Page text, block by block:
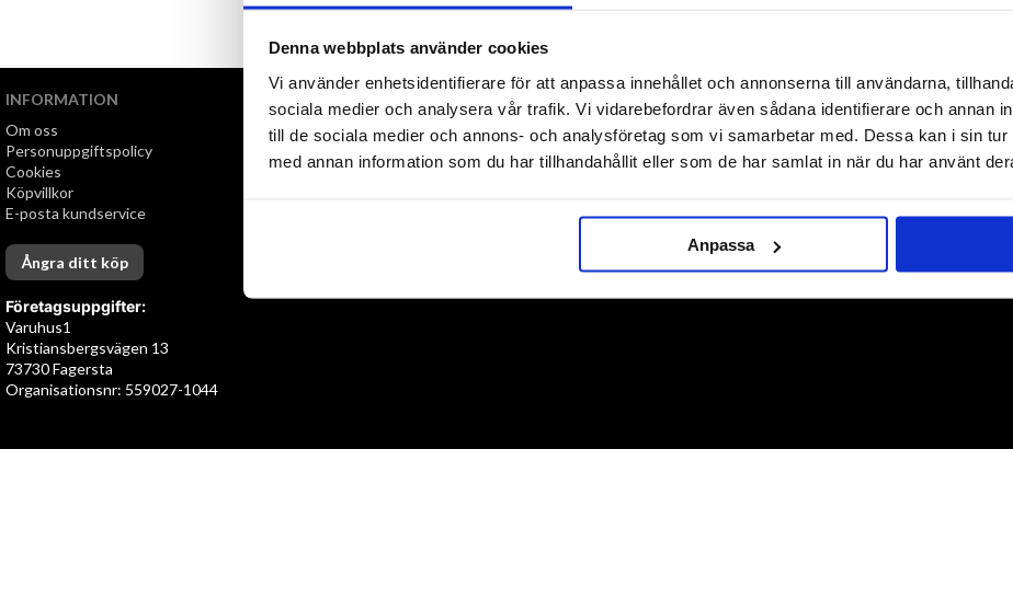
Denna webbplats använder cookies
Vi använder enhetsidentifierare för att anpassa innehållet och annonserna till användarna,
sociala medier och analysera vår trafik. Vi vidarebefordrar även sådana identifierare och annan
till de sociala medier och annons- och analysföretag som vi samarbetar med. Dessa kan i sin
med annan information som du har tillhandahållit eller som de har samlat in när du har använt
Anpassa
INFORMATION
Om oss
Personuppgiftspolicy
Cookies
Köpvillkor
E-posta kundservice
Ångra ditt köp
Företagsuppgifter:
Varuhus1
Kristiansbergsvägen 13
73730 Fagersta
Organisationsnr: 559027-1044
VI ERBJUDER
Snabb leverans
LEVERANS
Lager i Sverige
Leverans med Postnord
BETALNING